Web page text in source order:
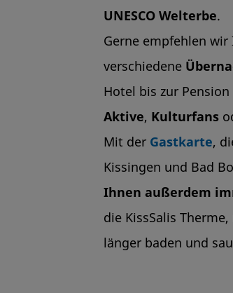
UNESCO Welterbe.
Gerne empfehlen wir
verschiedene
Hotel bis zur
Aktive, Kulturfans
Mit der Gastkarte,
Kissingen und Bad
Ihnen außerdem
die KissSalis
länger baden und